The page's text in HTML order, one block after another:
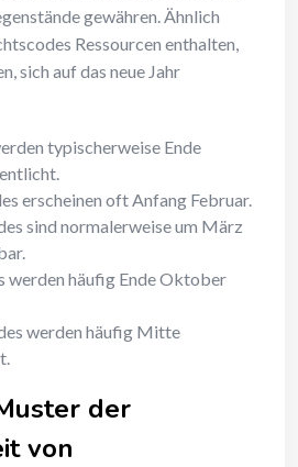
gewähren. Ähnlich
Ressourcen enthalten,
sich auf das neue Jahr
typischerweise Ende
erscheinen oft Anfang Februar.
sind normalerweise um März
werden häufig Ende Oktober
werden häufig Mitte
der
von